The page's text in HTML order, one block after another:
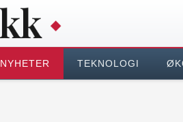
NYHETER TEKNOLOGI